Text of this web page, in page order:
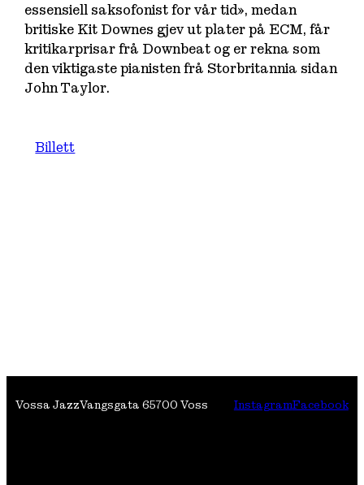
essensiell saksofonist for vår tid», medan
britiske Kit Downes gjev ut plater på ECM, får
kritikarprisar frå Downbeat og er rekna som
den viktigaste pianisten frå Storbritannia sidan
John Taylor.
Billett
Vossa JazzVangsgata 65700 Voss InstagramFacebook